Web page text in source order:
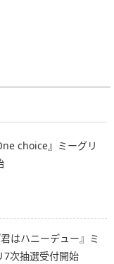
choice』ミーグリ
はハニーデュー』ミ
7次抽選受付開始